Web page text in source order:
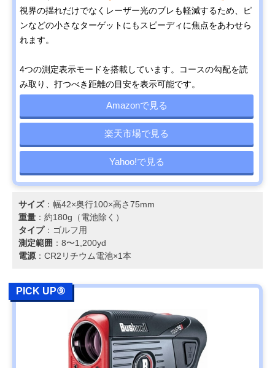
視界の揺れだけでなくレーザー光のブレも軽減するため、ピ
ンなどの小さなターゲットにもスピーディに焦点をあわせら
れます。
4つの測定表示モードを搭載しています。コースの勾配を読
み取り、打つべき距離の目安を表示可能です。
Amazonで見る
楽天市場で見る
Yahoo!で見る
サイズ：幅42×奥行100×高さ75mm
重量 ：約180g（電池除く）
タイプ：ゴルフ用
測定範囲 ：8〜1,200yd
電源：CR2リチウム電池×1本
PICK UP⑨